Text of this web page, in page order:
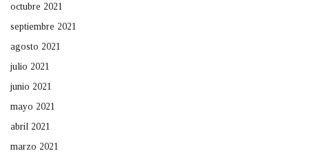
octubre 2021
septiembre 2021
agosto 2021
julio 2021
junio 2021
mayo 2021
abril 2021
marzo 2021